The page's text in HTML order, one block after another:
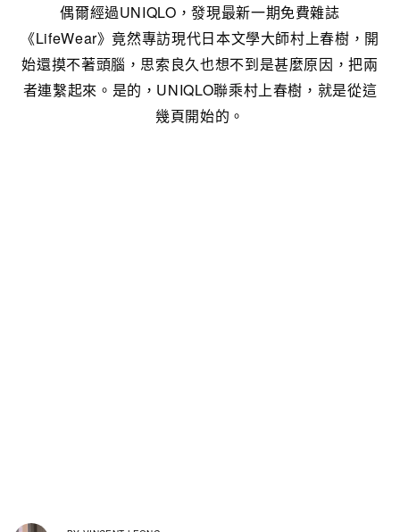
偶爾經過UNIQLO，發現最新一期免費雜誌
《LifeWear》竟然專訪現代日本文學大師村上春樹，開
始還摸不著頭腦，思索良久也想不到是甚麼原因，把兩
者連繫起來。是的，UNIQLO聯乘村上春樹，就是從這
幾頁開始的。